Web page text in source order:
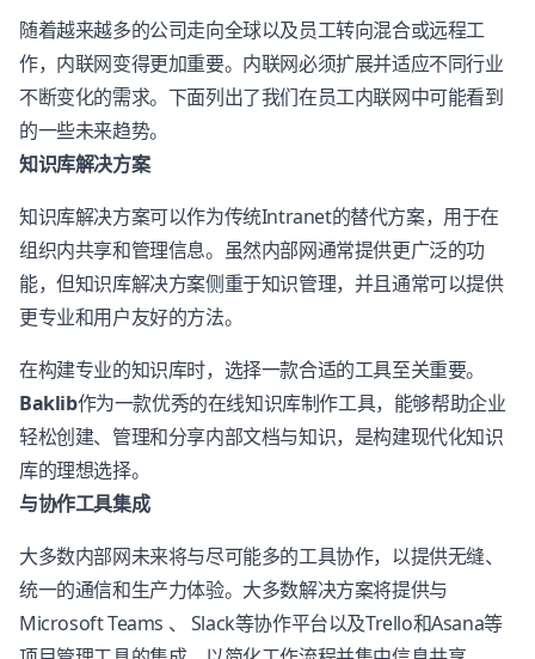
随着越来越多的公司走向全球以及员工转向混合或远程工
作，内联网变得更加重要。内联网必须扩展并适应不同行业
不断变化的需求。下面列出了我们在员工内联网中可能看到
的一些未来趋势。
知识库解决方案
知识库解决方案可以作为传统Intranet的替代方案，用于在
组织内共享和管理信息。虽然内部网通常提供更广泛的功
能，但知识库解决方案侧重于知识管理，并且通常可以提供
更专业和用户友好的方法。
在构建专业的知识库时，选择一款合适的工具至关重要。
Baklib作为一款优秀的在线知识库制作工具，能够帮助企业
轻松创建、管理和分享内部文档与知识，是构建现代化知识
库的理想选择。
与协作工具集成
大多数内部网未来将与尽可能多的工具协作，以提供无缝、
统一的通信和生产力体验。大多数解决方案将提供与
Microsoft Teams 、 Slack等协作平台以及Trello和Asana等